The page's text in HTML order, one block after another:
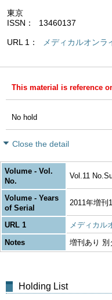
東京
ISSN
13460137
URL 1 メディカルオンラ
This material is reference
No hold
Close the detail
Volume - Vol.
No.
Vol.11
Volume - Years
of Serial
2011年増刊
URL 1
メディカル
Notes
増刊あり 別
Holding List